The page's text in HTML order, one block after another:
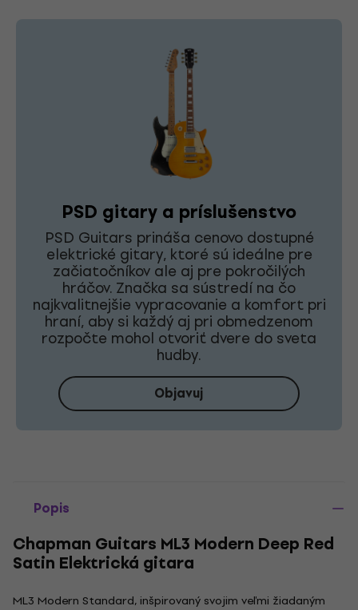
PSD gitary a príslušenstvo
PSD Guitars prináša cenovo dostupné
elektrické gitary, ktoré sú ideálne pre
začiatočníkov ale aj pre pokročilých
hráčov. Značka sa sústredí na čo
najkvalitnejšie vypracovanie a komfort pri
hraní, aby si každý aj pri obmedzenom
rozpočte mohol otvoriť dvere do sveta
hudby.
Objavuj
Popis
Chapman Guitars ML3 Modern Deep Red
Satin Elektrická gitara
ML3 Modern Standard, inšpirovaný svojim veľmi žiadaným